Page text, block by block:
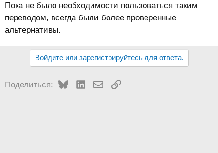
Пока не было необходимости пользоваться таким
переводом, всегда были более проверенные
альтернативы.
Войдите или зарегистрируйтесь для ответа.
Поделиться: BlueskyLinkedInЭлектронная почта
Ссылка